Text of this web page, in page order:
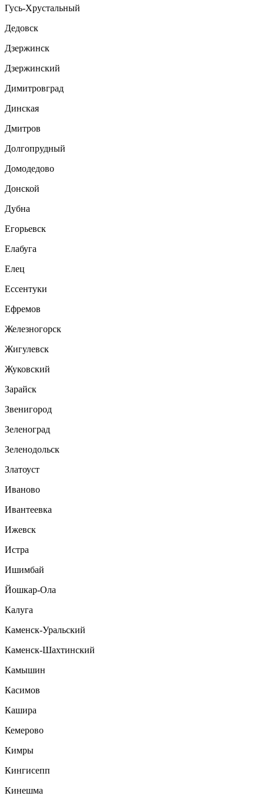
Гусь-Хрустальный
Дедовск
Дзержинск
Дзержинский
Димитровград
Динская
Дмитров
Долгопрудный
Домодедово
Донской
Дубна
Егорьевск
Елабуга
Елец
Ессентуки
Ефремов
Железногорск
Жигулевск
Жуковский
Зарайск
Звенигород
Зеленоград
Зеленодольск
Златоуст
Иваново
Ивантеевка
Ижевск
Истра
Ишимбай
Йошкар-Ола
Калуга
Каменск-Уральский
Каменск-Шахтинский
Камышин
Касимов
Кашира
Кемерово
Кимры
Кингисепп
Кинешма